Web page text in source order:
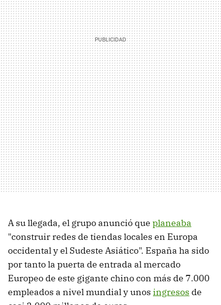
A su llegada, el grupo anunció que planeaba
"construir redes de tiendas locales en Europa
occidental y el Sudeste Asiático". España ha sido
por tanto la puerta de entrada al mercado
Europeo de este gigante chino con más de 7.000
empleados a nivel mundial y unos ingresos de